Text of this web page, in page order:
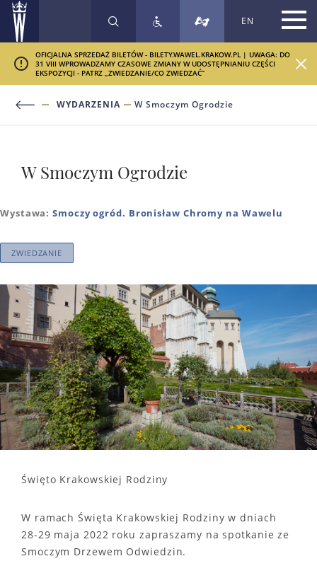
SZUKAJ EN
OFICJALNA SPRZEDAŻ BILETÓW - BILETY.WAWEL.KRAKOW.PL | UWAGA: DO
31 VIII WPROWADZAMY CZASOWE ZMIANY W UDOSTĘPNIANIU CZĘŚCI
EKSPOZYCJI - PATRZ „ZWIEDZANIE/CO ZWIEDZAĆ”
WYDARZENIA W Smoczym Ogrodzie
W Smoczym Ogrodzie
Wystawa:Smoczy ogród. Bronisław Chromy na Wawelu
ZWIEDZANIE
Święto Krakowskiej Rodziny
W ramach Święta Krakowskiej Rodziny w dniach
28-29 maja 2022 roku zapraszamy na spotkanie ze
Smoczym Drzewem Odwiedzin.